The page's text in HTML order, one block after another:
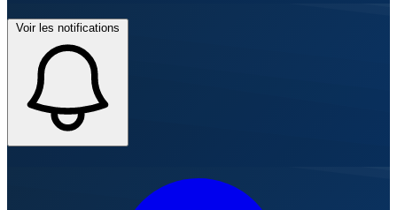
Voir les notifications